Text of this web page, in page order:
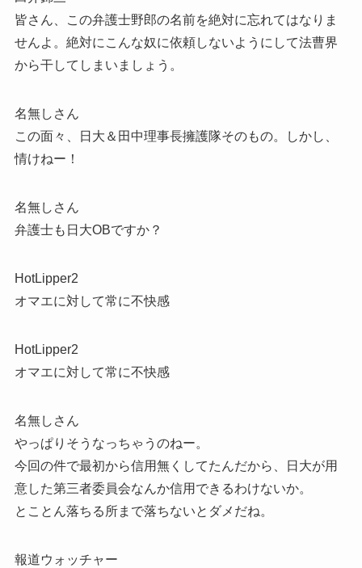
皆さん、この弁護士野郎の名前を絶対に忘れてはなりま
せんよ。絶対にこんな奴に依頼しないようにして法曹界
から干してしまいましょう。
名無しさん
この面々、日大＆田中理事長擁護隊そのもの。しかし、
情けねー！
名無しさん
弁護士も日大OBですか？
HotLipper2
オマエに対して常に不快感
HotLipper2
オマエに対して常に不快感
名無しさん
やっぱりそうなっちゃうのねー。
今回の件で最初から信用無くしてたんだから、日大が用
意した第三者委員会なんか信用できるわけないか。
とことん落ちる所まで落ちないとダメだね。
報道ウォッチャー